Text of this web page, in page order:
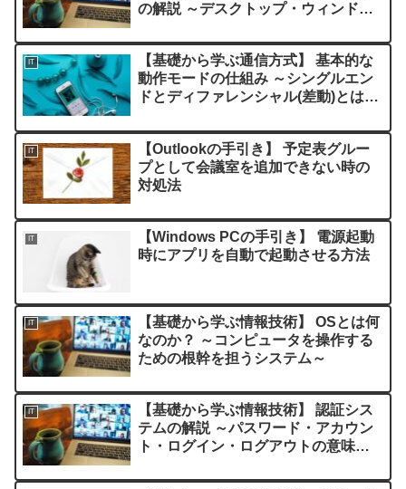
の解説 ～デスクトップ・ウィンド
トリ・ディスプレイ・VDT・VDU・
デバイス・ドライブ・拡張子・ポー
トの意味～
IT
【基礎から学ぶ通信方式】 基本的な
動作モードの仕組み ～シングルエン
ドとディファレンシャル(差動)とは？
IT
【Outlookの手引き】 予定表グルー
プとして会議室を追加できない時の
対処法
IT
【Windows PCの手引き】 電源起動
時にアプリを自動で起動させる方法
IT
【基礎から学ぶ情報技術】 OSとは何
なのか？ ～コンピュータを操作する
ための根幹を担うシステム～
IT
【基礎から学ぶ情報技術】 認証シス
テムの解説 ～パスワード・アカウン
ト・ログイン・ログアウトの意味と